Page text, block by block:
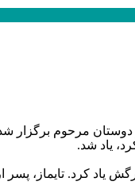
دوستان مرحوم برگزار
یاد شد.
یاد کرد. تایماز،